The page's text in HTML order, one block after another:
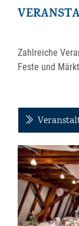
Zahlreiche
Feste und